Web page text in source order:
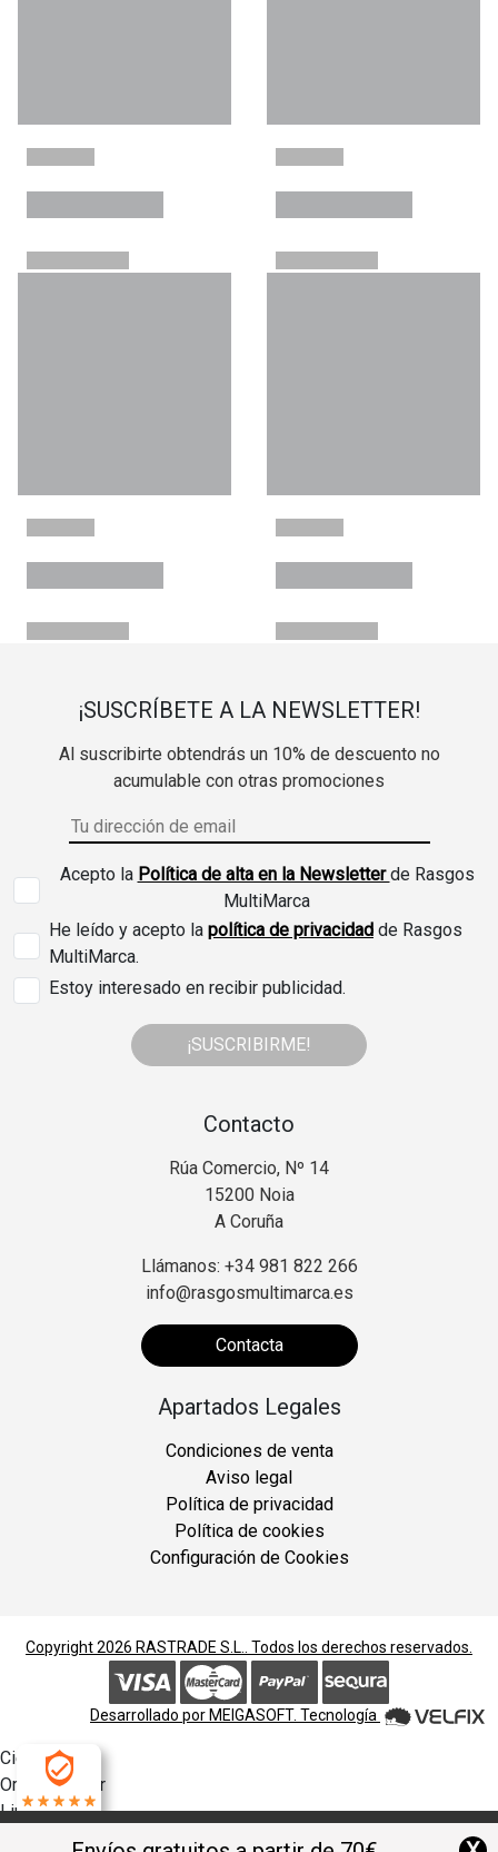
¡SUSCRÍBETE A LA NEWSLETTER!
Al suscribirte obtendrás un 10% de descuento no
acumulable con otras promociones
Acepto la Política de alta en la Newsletterde Rasgos
MultiMarca
He leído y acepto la política de privacidad de Rasgos
MultiMarca.
Estoy interesado en recibir publicidad.
¡SUSCRIBIRME!
Contacto
Rúa Comercio, Nº 14
15200 Noia
A Coruña
Llámanos: +34 981 822 266
info@rasgosmultimarca.es
Contacta
Apartados Legales
Condiciones de venta
Aviso legal
Política de privacidad
Política de cookies
Configuración de Cookies
Copyright 2026 RASTRADE S.L.. Todos los derechos reservados.
Desarrollado por MEIGASOFT. Tecnología
4.9
Cierra
Ordenado por
Limpiar